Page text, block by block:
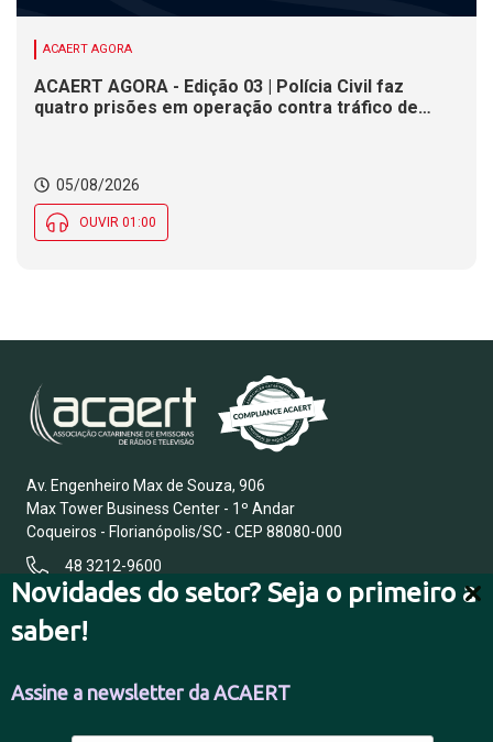
Novidades do setor? Seja o primeiro a
saber!
Assine a newsletter da ACAERT
ACAERT AGORA
ACAERT AGORA - Edição 03 | Polícia Civil faz
quatro prisões em operação contra tráfico de
regionais
05/08/2026
OUVIR 01:00
Av. Engenheiro Max de Souza, 906
Max Tower Business Center - 1º Andar
Coqueiros - Florianópolis/SC - CEP 88080-000
48 3212-9600
FALE CONOSCO